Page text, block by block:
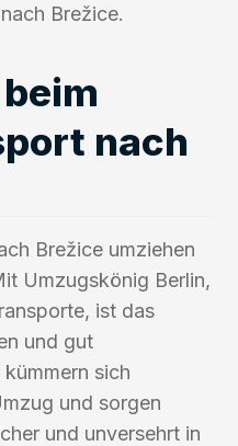
Brežice.
nach
Brežice umziehen
Umzugskönig Berlin,
ist das
und gut
sich
und sorgen
und unversehrt in